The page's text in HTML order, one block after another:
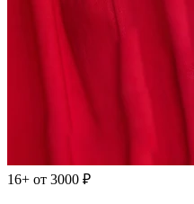
16+ от 3000 ₽